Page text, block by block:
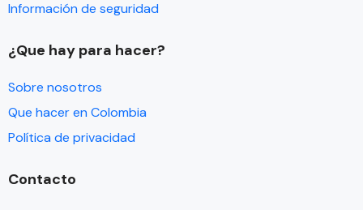
Información de seguridad
¿Que hay para hacer?
Sobre nosotros
Que hacer en Colombia
Política de privacidad
Contacto